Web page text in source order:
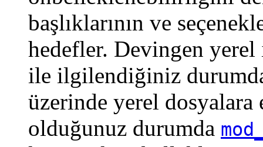
başlıklarının ve
hedefler. Devingen
ile ilgilendiğiniz
üzerinde yerel dosyalara
olduğunuz durumda